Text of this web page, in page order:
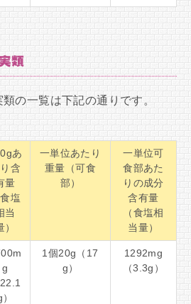
類
の一覧は下記の通りです。
あ
含
量
食塩
当
）
一単位あたり
重量（可食
部）
一単位可
食部あた
りの成分
含有量
（食塩相
当量）
g
22.1
1個20g（17
g）
1292mg
（3.3g）